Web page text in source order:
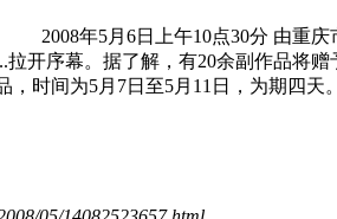
2008年5月6日上午10点30分 由重庆
开序幕。据了解，有20余副作品将
，时间为5月7日至5月11日，为期四天